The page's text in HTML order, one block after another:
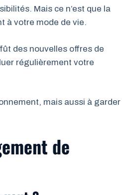
Mais ce n’est que la
à votre mode de vie.
des nouvelles offres de
régulièrement votre
mais aussi à garder
de